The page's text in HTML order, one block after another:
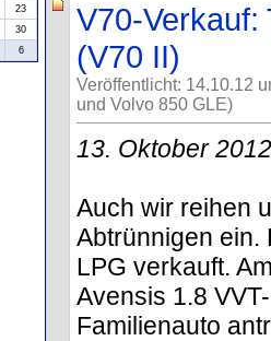
V70-Verkauf:
(V70 II)
Veröffentlicht: 14.10.12
und Volvo 850 GLE)
13. Oktober 2012
Auch wir reihen
Abtrünnigen ein.
LPG verkauft.
Avensis 1.8
Familienauto
23
30
6